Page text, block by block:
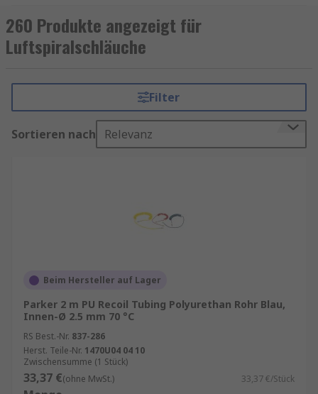
hohe Flexibilität und lange Lebensdauer aus.
Dank ihrer spiralförmigen Struktur lassen sich
diese Schläuche platzsparend einsetzen und
Bewegungsfreiheit.
Ein Luftspiralschlauch ist ein spezieller
Druckluftschlauch, der in einer Spirale gewickelt
ist. Diese Bauform sorgt dafür, dass der Schlauch
Spiralform ein Verheddern oder Knicken, was die
eine garantierte Lieferung am nächsten Werktag
sowie zum Mindestbestellwert für eine
kostenfreie Lieferung finden Sie auf der
jeweiligen Produktseite.
Vorteile von Luftspiralschläuchen
260 Produkte angezeigt für
Luftspiralschläuche
Filter
Sortieren nach Relevanz
Beim Hersteller auf Lager
Parker 2 m PU Recoil Tubing Polyurethan Rohr Blau,
Innen-Ø 2.5 mm 70 °C
RS Best.-Nr. 837-286
Herst. Teile-Nr. 1470U04 04 10
Zwischensumme (1 Stück)
33,37 €(ohne MwSt.) 33,37 €/Stück